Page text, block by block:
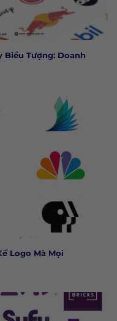
Tượng: Doanh
Logo Mà Mọi